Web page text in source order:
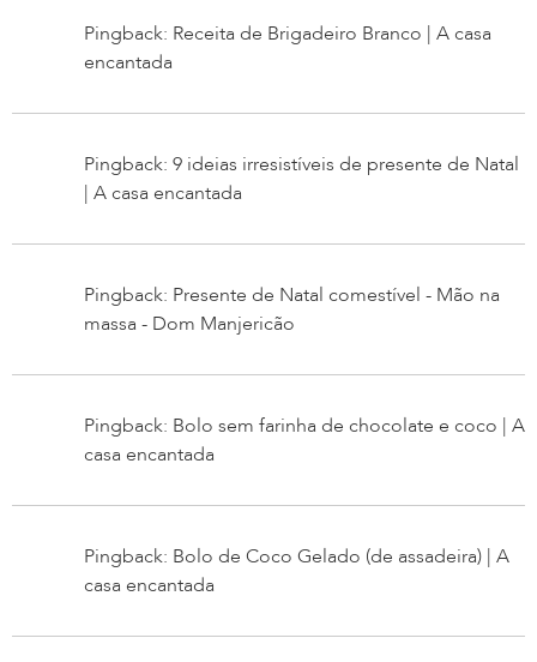
Pingback: Receita de Brigadeiro Branco | A casa
encantada
Pingback: 9 ideias irresistíveis de presente de Natal
| A casa encantada
Pingback: Presente de Natal comestível - Mão na
massa - Dom Manjericão
Pingback: Bolo sem farinha de chocolate e coco | A
casa encantada
Pingback: Bolo de Coco Gelado (de assadeira) | A
casa encantada